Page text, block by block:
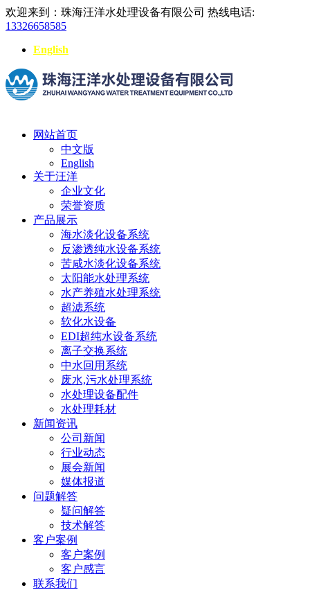
欢迎来到：珠海汪洋水处理设备有限公司 热线电话:
13326658585
English
网站首页
中文版
English
关于汪洋
企业文化
荣誉资质
产品展示
海水淡化设备系统
反渗透纯水设备系统
苦咸水淡化设备系统
太阳能水处理系统
水产养殖水处理系统
超滤系统
软化水设备
EDI超纯水设备系统
离子交换系统
中水回用系统
废水,污水处理系统
水处理设备配件
水处理耗材
新闻资讯
公司新闻
行业动态
展会新闻
媒体报道
问题解答
疑问解答
技术解答
客户案例
客户案例
客户感言
联系我们